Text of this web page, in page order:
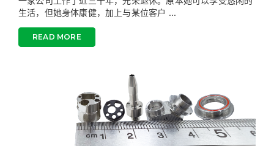
生活，但她身体康健，加上与某位客户 ...
READ MORE